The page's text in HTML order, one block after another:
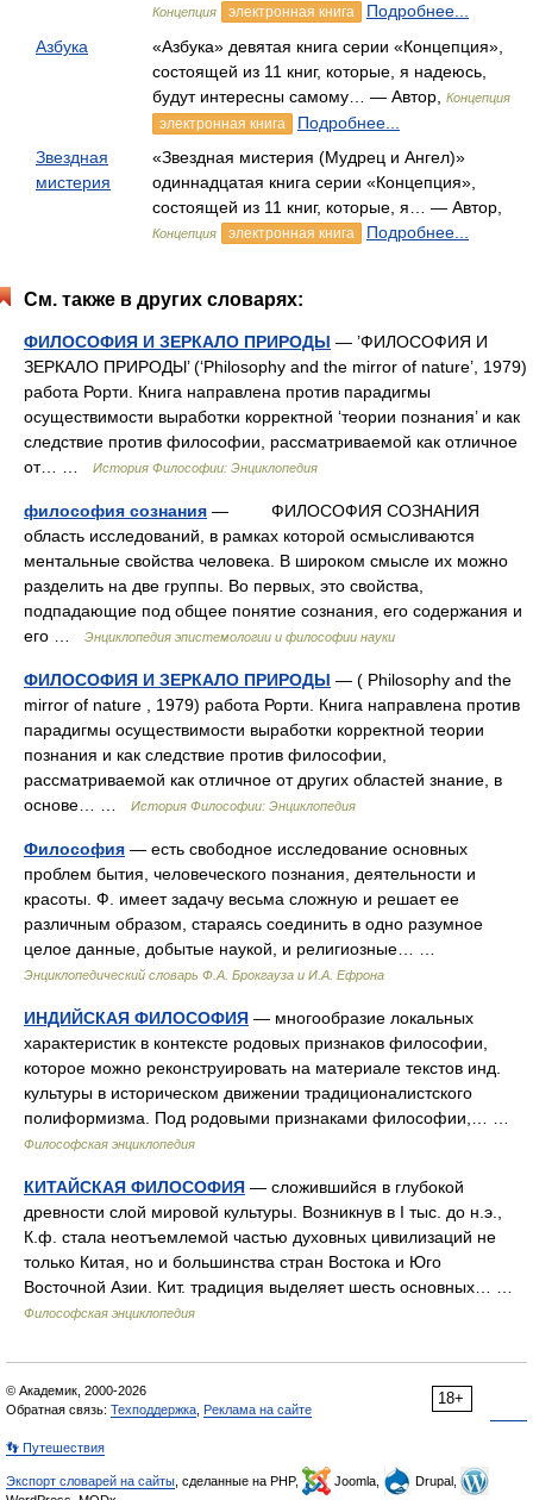
Концепция электронная книга
Подробнее...
Азбука
«Азбука» девятая книга серии «Концепция»,
состоящей из 11 книг, которые, я надеюсь,
будут интересны самому… — Автор,
Концепция
электронная книга
Подробнее...
Звездная
мистерия
«Звездная мистерия (Мудрец и Ангел)»
одиннадцатая книга серии «Концепция»,
состоящей из 11 книг, которые, я… — Автор,
Концепция электронная книга Подробнее...
См. также в других словарях:
ФИЛОСОФИЯ И ЗЕРКАЛО ПРИРОДЫ — ’ФИЛОСОФИЯ И
ЗЕРКАЛО ПРИРОДЫ’ (‘Philosophy and the mirror of nature’, 1979)
работа Рорти. Книга направлена против парадигмы
осуществимости выработки корректной ‘теории познания’ и как
следствие против философии, рассматриваемой как отличное
от… …
История Философии: Энциклопедия
философия сознания — ФИЛОСОФИЯ СОЗНАНИЯ
область исследований, в рамках которой осмысливаются
ментальные свойства человека. В широком смысле их можно
разделить на две группы. Во первых, это свойства,
подпадающие под общее понятие сознания, его содержания и
его …
Энциклопедия эпистемологии и философии науки
ФИЛОСОФИЯ И ЗЕРКАЛО ПРИРОДЫ — ( Philosophy and the
mirror of nature , 1979) работа Рорти. Книга направлена против
парадигмы осуществимости выработки корректной теории
познания и как следствие против философии,
рассматриваемой как отличное от других областей знание, в
основе… …
История Философии: Энциклопедия
Философия — есть свободное исследование основных
проблем бытия, человеческого познания, деятельности и
красоты. Ф. имеет задачу весьма сложную и решает ее
различным образом, стараясь соединить в одно разумное
целое данные, добытые наукой, и религиозные… …
Энциклопедический словарь Ф.А. Брокгауза и И.А. Ефрона
ИНДИЙСКАЯ ФИЛОСОФИЯ — многообразие локальных
характеристик в контексте родовых признаков философии,
которое можно реконструировать на материале текстов инд.
культуры в историческом движении традиционалистского
полиформизма. Под родовыми признаками философии,… …
Философская энциклопедия
КИТАЙСКАЯ ФИЛОСОФИЯ — сложившийся в глубокой
древности слой мировой культуры. Возникнув в I тыс. до н.э.,
К.ф. стала неотъемлемой частью духовных цивилизаций не
только Китая, но и большинства стран Востока и Юго
Восточной Азии. Кит. традиция выделяет шесть основных… …
Философская энциклопедия
18+
© Академик, 2000-2026
Обратная связь: Техподдержка Реклама на сайте
👣 Путешествия
Экспорт словарей на сайты , сделанные на PHP, Joomla,
Drupal,